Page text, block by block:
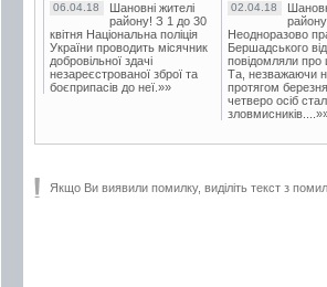
06.04.18
Шановні жителі
району! З 1 до 30
квітня Національна поліція
України проводить місячник
добровільної здачі
незареєстрованої зброї та
боєприпасів до неї.»»
02.04.18
Неодноразово
Бершадського
повідомляли про
Та, незважаючи
протягом
четверо осіб
Якщо Ви виявили помилку, виділіть текст з